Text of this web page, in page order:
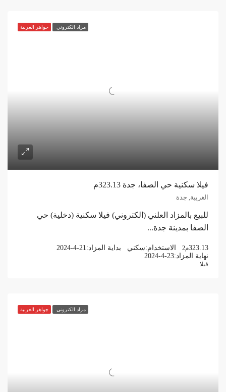
مزاد الكتروني جواهر الغربية
فيلا سكنية حي الصفا، جدة 323.13م
الغربية, جدة
للبيع بالمزاد العلني (الكتروني) فيلا سكنية (دخلية) حي
الصفا بمدينة جدة...
323.13م2 الاستخدام:سكني بداية المزاد: 2024-4-21
نهاية المزاد:2024-4-23
فيلا
مزاد الكتروني جواهر الغربية